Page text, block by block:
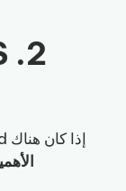
إذا كان هناك launchpad